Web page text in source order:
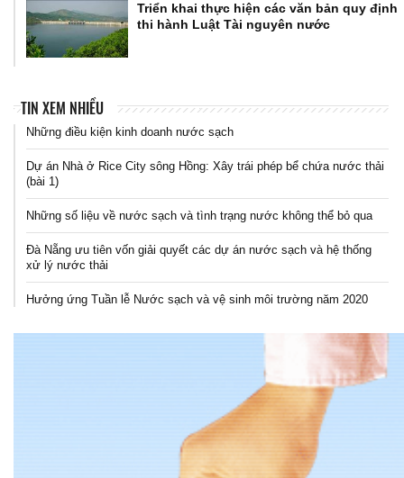
Triển khai thực hiện các văn bản quy định
thi hành Luật Tài nguyên nước
TIN XEM NHIỀU
Những điều kiện kinh doanh nước sạch
Dự án Nhà ở Rice City sông Hồng: Xây trái phép bể chứa nước thải
(bài 1)
Những số liệu về nước sạch và tình trạng nước không thể bỏ qua
Đà Nẵng ưu tiên vốn giải quyết các dự án nước sạch và hệ thống
xử lý nước thải
Hưởng ứng Tuần lễ Nước sạch và vệ sinh môi trường năm 2020